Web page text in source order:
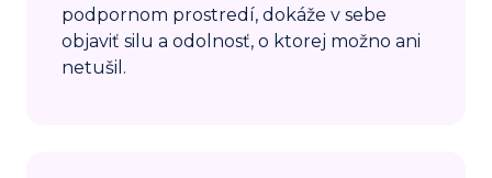
podpornom prostredí, dokáže v sebe
objaviť silu a odolnosť, o ktorej možno ani
netušil.